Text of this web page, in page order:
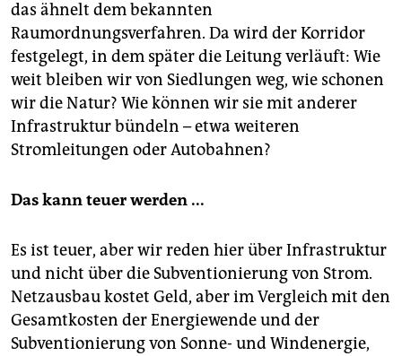
das ähnelt dem bekannten
Raumordnungsverfahren. Da wird der Korridor
festgelegt, in dem später die Leitung verläuft: Wie
weit bleiben wir von Siedlungen weg, wie schonen
wir die Natur? Wie können wir sie mit anderer
Infrastruktur bündeln – etwa weiteren
Stromleitungen oder Autobahnen?
Das kann teuer werden ...
Es ist teuer, aber wir reden hier über Infrastruktur
und nicht über die Subventionierung von Strom.
Netzausbau kostet Geld, aber im Vergleich mit den
Gesamtkosten der Energiewende und der
Subventionierung von Sonne- und Windenergie,